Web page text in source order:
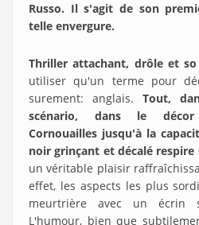
Russo. Il s'agit de son
telle envergure.
Thriller attachant, drôle et
utiliser qu'un terme pour
surement: anglais. Tout,
scénario, dans le décor
Cornouailles jusqu'à la
noir grinçant et décalé respire
un véritable plaisir
effet, les aspects les plus
meurtrière avec un écrin
L'humour, bien que